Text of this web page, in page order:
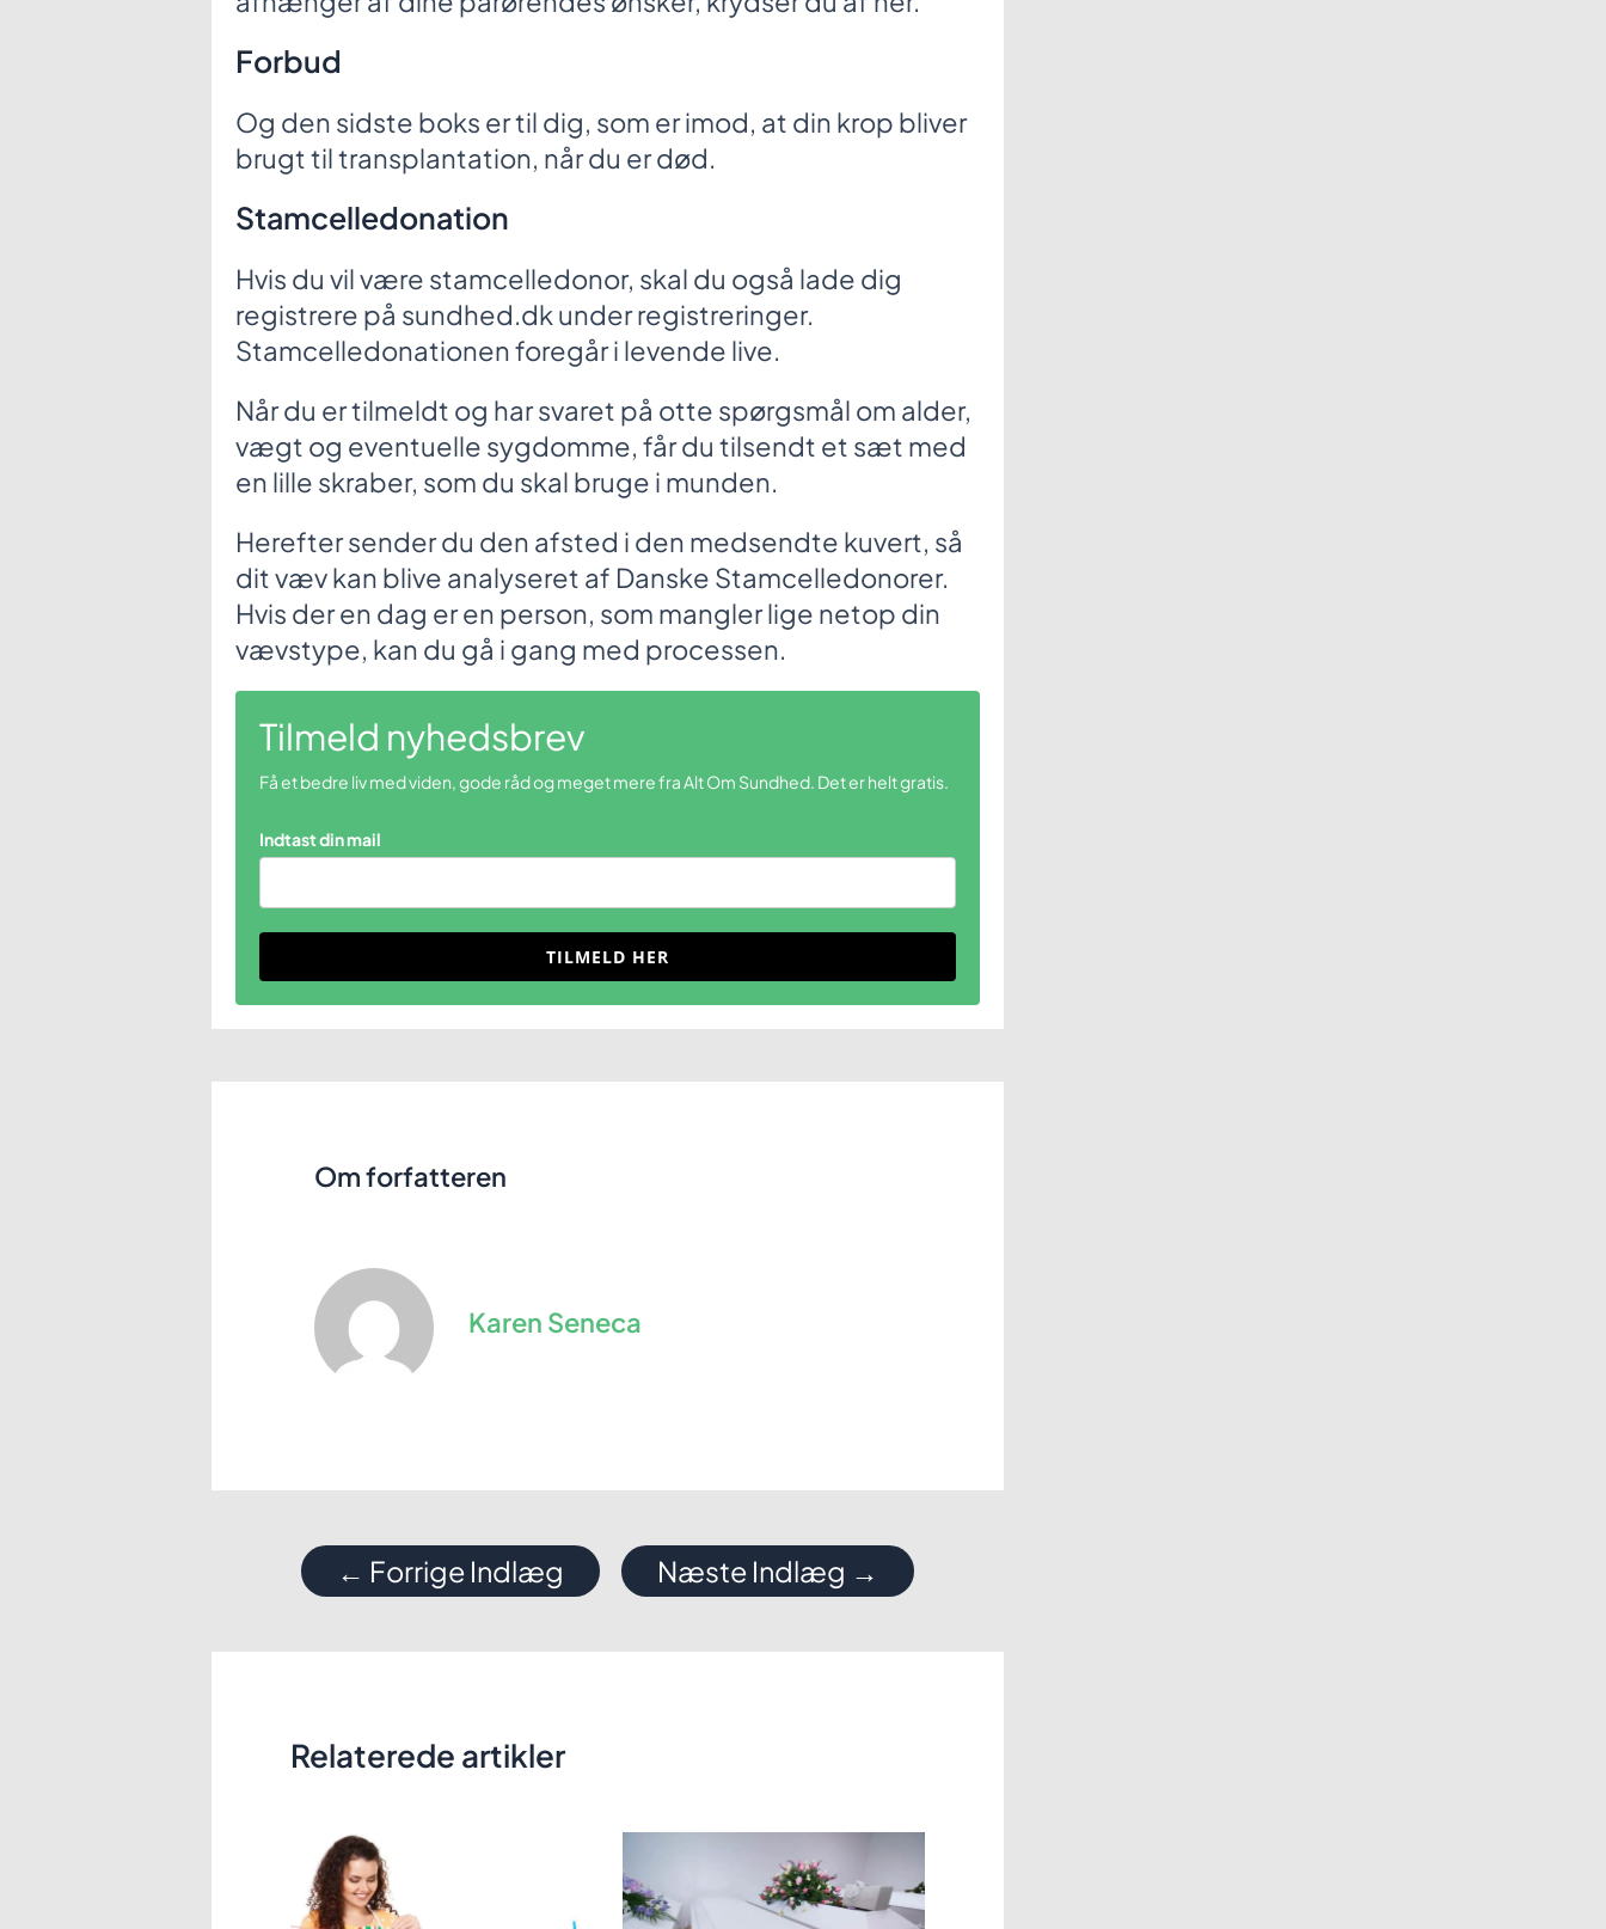
Forbud
Og den sidste boks er til dig, som er imod, at din krop bliver
brugt til transplantation, når du er død.
Stamcelledonation
Hvis du vil være stamcelledonor, skal du også lade dig
registrere på sundhed.dk under registreringer.
Stamcelledonationen foregår i levende live.
Når du er tilmeldt og har svaret på otte spørgsmål om alder,
vægt og eventuelle sygdomme, får du tilsendt et sæt med
en lille skraber, som du skal bruge i munden.
Herefter sender du den afsted i den medsendte kuvert, så
dit væv kan blive analyseret af Danske Stamcelledonorer.
Hvis der en dag er en person, som mangler lige netop din
vævstype, kan du gå i gang med processen.
Tilmeld nyhedsbrev
Få et bedre liv med viden, gode råd og meget mere fra Alt Om Sundhed. Det er helt gratis.
Indtast din mail
TILMELD HER
Om forfatteren
Karen Seneca
Indlægsnavigation
← Forrige Indlæg Næste Indlæg →
Relaterede artikler